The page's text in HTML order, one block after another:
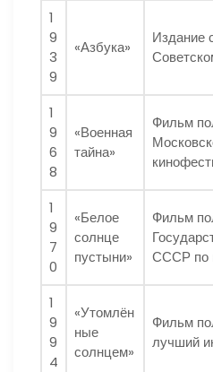
1
9
3
9
«Азбука»
Издание
1
9
6
8
«Военная
тайна»
Фильм
1
9
7
0
«Белое
солнце
пустыни»
Фильм
СССР по
1
9
9
4
«Утомлён
ные
солнцем»
Фильм
лучший